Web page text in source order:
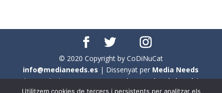
© 2020 Copyright by CoDiNuCat
info@medianeeds.es | Dissenyat per Media Needs
| Tots els drets reservats aCoDiNuCat |Avís legal|
Utilitzem cookies de tercers i persistents per analitzar els